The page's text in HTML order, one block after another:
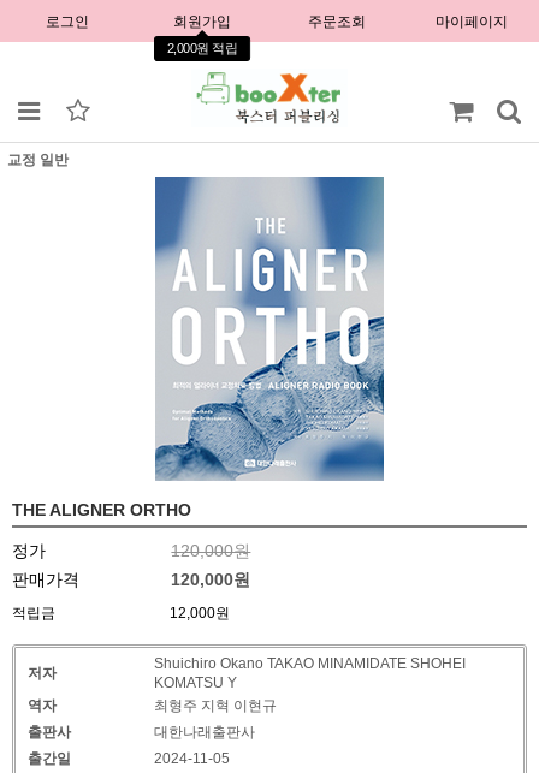
로그인 회원가입
2,000원 적립
주문조회 마이페이지
교정 일반
THE ALIGNER ORTHO
정가
120,000원
판매가격
120,000원
적립금 12,000원
저자
Shuichiro Okano TAKAO MINAMIDATE SHOHEI
KOMATSU Y
역자
최형주 지혁 이현규
출판사
대한나래출판사
출간일
2024-11-05